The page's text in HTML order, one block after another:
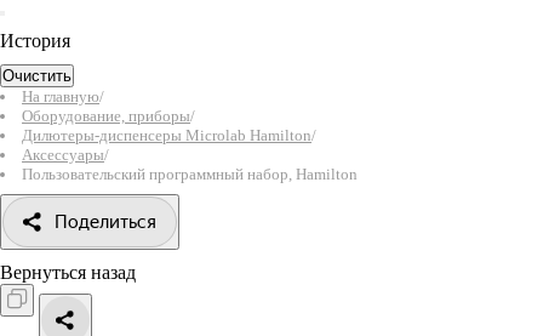
История
Очистить
На главную/
Оборудование, приборы/
Дилютеры-диспенсеры Microlab Hamilton/
Аксессуары/
Пользовательский программный набор, Hamilton
Поделиться
Вернуться назад